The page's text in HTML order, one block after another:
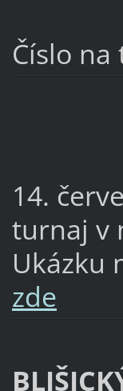
Číslo na
14.
turnaj v
Ukázku
zde